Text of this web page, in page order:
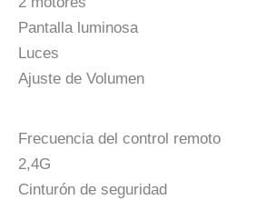
Pantalla luminosa
Luces
Ajuste de Volumen
Frecuencia del control remoto
2,4G
Cinturón de seguridad